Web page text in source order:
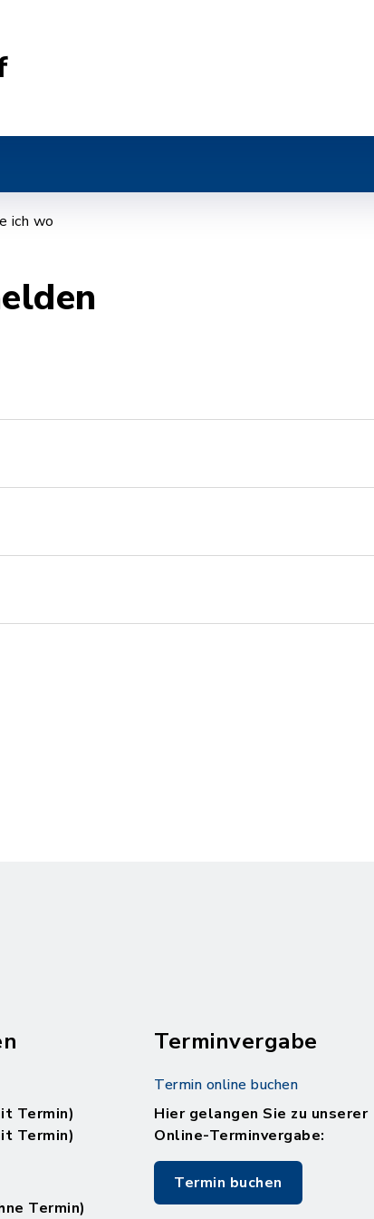
ich wo
Termin)
Termin)
Termin)
Terminvergabe
Termin online buchen
Hier gelangen Sie zu unserer
Online-Terminvergabe:
Termin buchen